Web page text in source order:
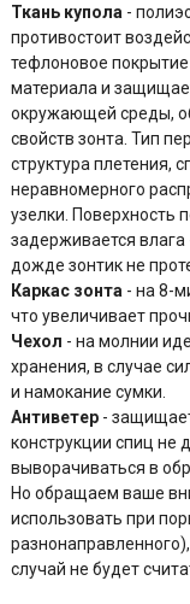
Ткань купола -
противостоит
тефлоновое
материала и
окружающей среды,
свойств зонта. Тип
структура плетения,
неравномерного
узелки. Поверхность
задерживается
дожде зонтик не
Каркас зонта - на 8-
что увеличивает
Чехол - на молнии
хранения, в случае
и намокание сумки.
Антиветер -
конструкции спиц не
выворачиваться в
Но обращаем ваше
использовать при
случай не будет